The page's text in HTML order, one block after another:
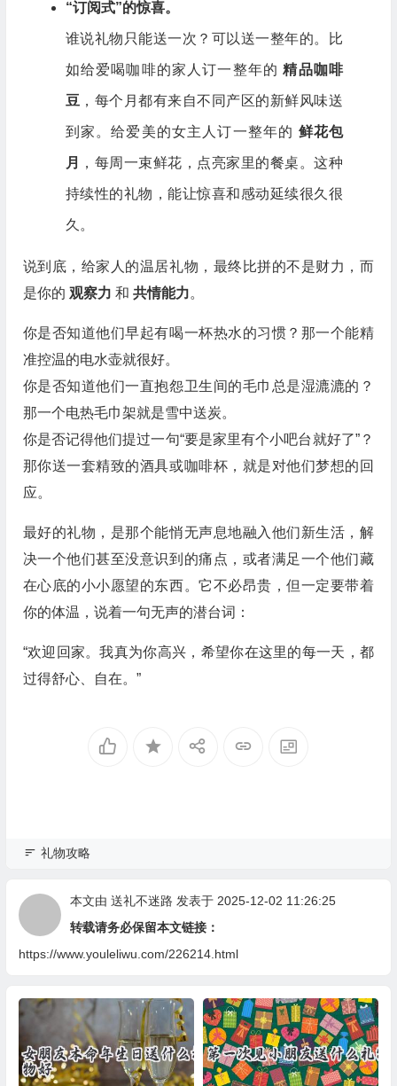
“订阅式”的惊喜。
谁说礼物只能送一次？可以送一整年的。比
如给爱喝咖啡的家人订一整年的精品咖啡
豆 ，每个月都有来自不同产区的新鲜风味送
到家。给爱美的女主人订一整年的 鲜花包
月 ，每周一束鲜花，点亮家里的餐桌。这种
持续性的礼物，能让惊喜和感动延续很久很
久。
说到底，给家人的温居礼物，最终比拼的不是财力，而
是你的 观察力 和 共情能力。
你是否知道他们早起有喝一杯热水的习惯？那一个能精
准控温的电水壶就很好。
你是否知道他们一直抱怨卫生间的毛巾总是湿漉漉的？
那一个电热毛巾架就是雪中送炭。
你是否记得他们提过一句“要是家里有个小吧台就好了”？
那你送一套精致的酒具或咖啡杯，就是对他们梦想的回
应。
最好的礼物，是那个能悄无声息地融入他们新生活，解
决一个他们甚至没意识到的痛点，或者满足一个他们藏
在心底的小小愿望的东西。它不必昂贵，但一定要带着
你的体温，说着一句无声的潜台词：
“欢迎回家。我真为你高兴，希望你在这里的每一天，都
过得舒心、自在。”
礼物攻略
本文由 送礼不迷路 发表于 2025-12-02 11:26:25
转载请务必保留本文链接：
https://www.youleliwu.com/226214.html